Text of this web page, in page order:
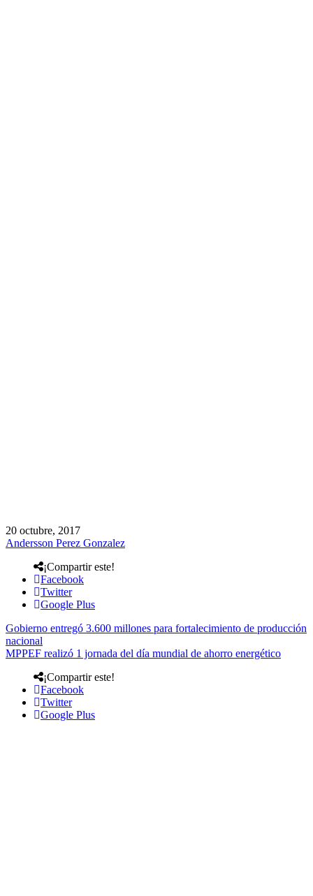
20 octubre, 2017
Andersson Perez Gonzalez
¡Compartir este!
Facebook
Twitter
Google Plus
Gobierno entregó 3.600 millones para fortalecimiento de producción
nacional
MPPEF realizó 1 jornada del día mundial de ahorro energético
¡Compartir este!
Facebook
Twitter
Google Plus